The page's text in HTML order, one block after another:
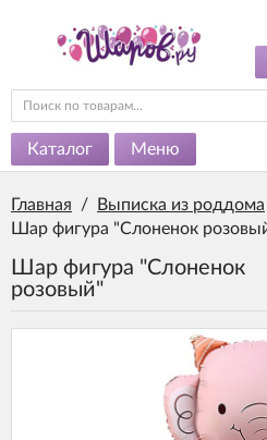
Каталог Меню
Главная / Выписка из роддома
Шар фигура "Слоненок
Шар фигура "Слоненок
розовый"